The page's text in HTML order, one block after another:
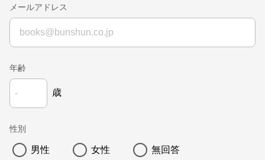
メールアドレス
年齢
歳
性別
男性 女性 無回答